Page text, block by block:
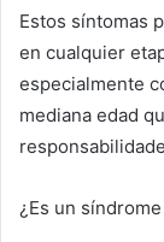
Estos síntomas
en cualquier
especialmente
mediana edad
¿Es un